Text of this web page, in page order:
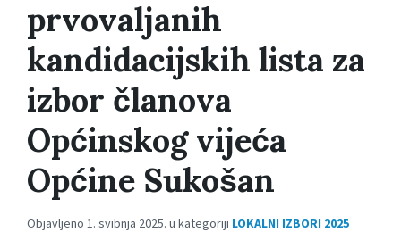
prvovaljanih
kandidacijskih lista za
izbor članova
Općinskog vijeća
Općine Sukošan
Objavljeno 1. svibnja 2025. u kategoriji LOKALNI IZBORI 2025